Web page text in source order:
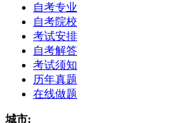
自考专业
自考院校
考试安排
自考解答
考试须知
历年真题
在线做题
城市: